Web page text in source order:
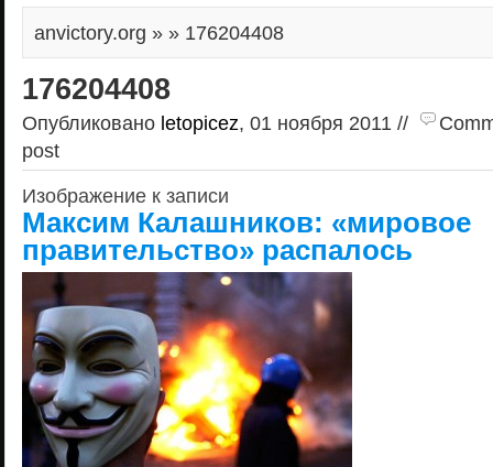
anvictory.org » » 176204408
176204408
Опубликовано letopicez, 01 ноября 2011 //
post
Изображение к записи
Максим Калашников: «мировое
правительство» распалось